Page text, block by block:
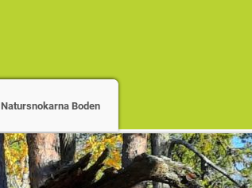
Natursnokarna Boden